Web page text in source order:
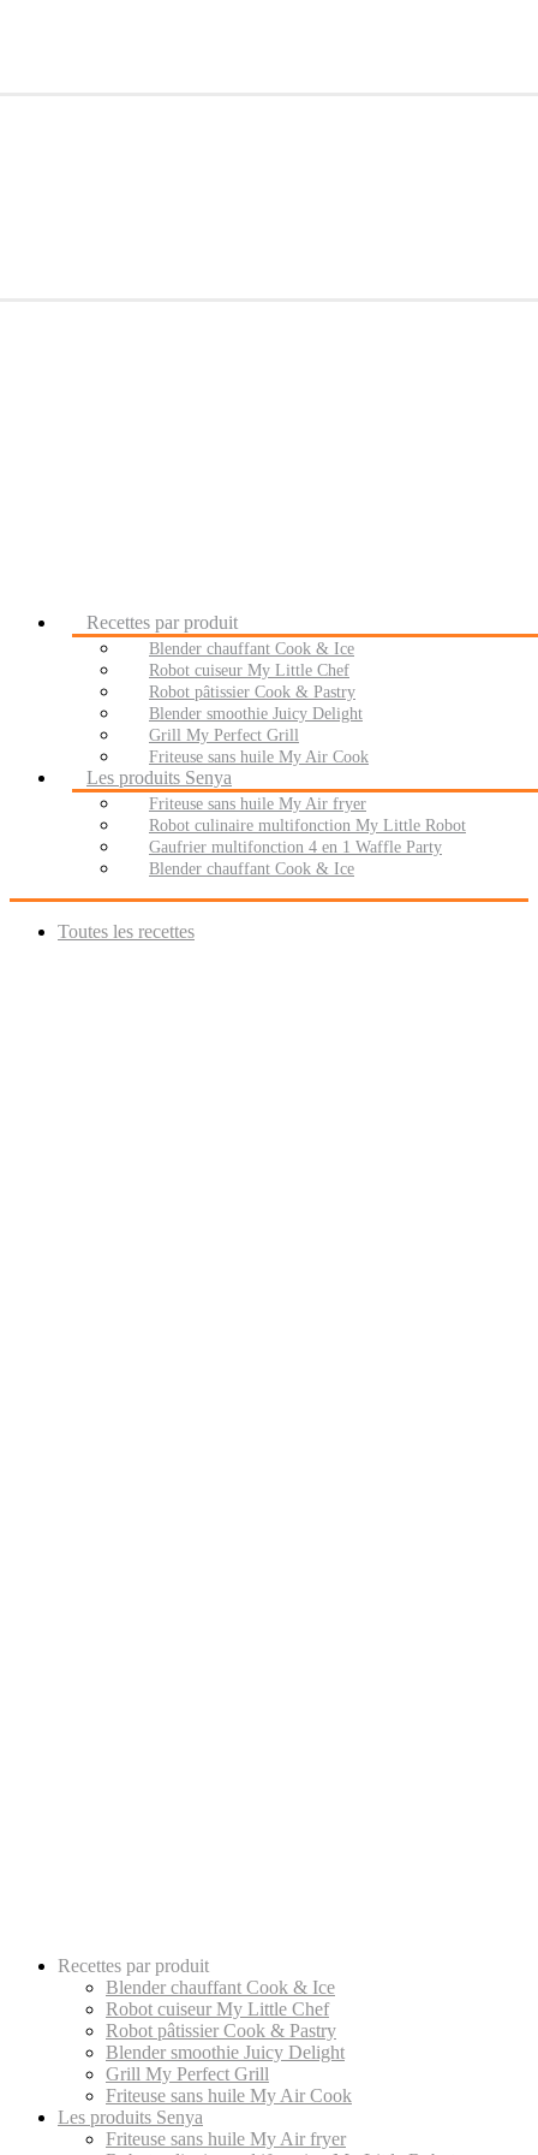
Recettes par produit
Blender chauffant Cook & Ice
Robot cuiseur My Little Chef
Robot pâtissier Cook & Pastry
Blender smoothie Juicy Delight
Grill My Perfect Grill
Friteuse sans huile My Air Cook
Les produits Senya
Friteuse sans huile My Air fryer
Robot culinaire multifonction My Little Robot
Gaufrier multifonction 4 en 1 Waffle Party
Blender chauffant Cook & Ice
Toutes les recettes
Recettes par produit
Blender chauffant Cook & Ice
Robot cuiseur My Little Chef
Robot pâtissier Cook & Pastry
Blender smoothie Juicy Delight
Grill My Perfect Grill
Friteuse sans huile My Air Cook
Les produits Senya
Friteuse sans huile My Air fryer